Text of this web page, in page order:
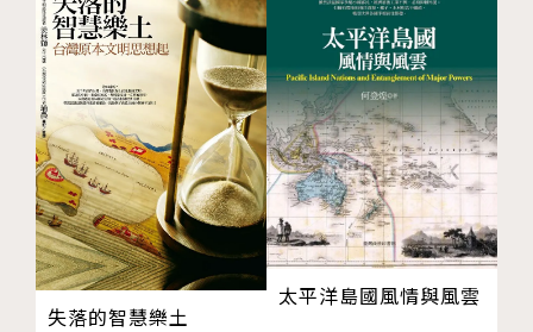
探討了為人父母的重大意義。
這些與眾不同的孩子會讓父母經歷痛苦的改變，但也讓
父母更了解自己。孩子就像容器，裝著憤怒也裝著喜
悅，甚至救贖。愛孩子，就會把實際存在的事物看得比
想像中的事物還重要。他並未要求所有父母都得堅強樂
觀地面對孩子帶來的挑戰，而是不帶偏見、平和地訴說
這些家庭所經歷的艱難，並對父母在愛中的掙扎寬厚以
待。作者並不頌揚苦難，他透過本書告訴我們，珍貴的
失落的智慧樂土
太平洋島國風情與風雲